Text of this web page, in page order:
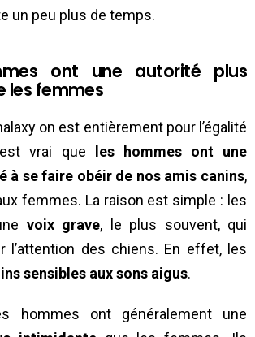
un peu plus de temps.
ont une autorité plus
les femmes
on est entièrement pour l’égalité
vrai que les hommes ont une
à se faire obéir de nos amis canins,
femmes. La raison est simple : les
voix grave, le plus souvent, qui
l’attention des chiens. En effet, les
sensibles aux sons aigus.
hommes ont généralement une